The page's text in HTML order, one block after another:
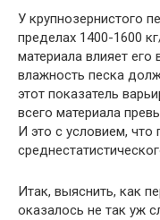
У крупнозернистого
пределах 1400-1600
материала влияет
влажность песка
этот показатель
всего материала
И это с условием,
Итак, выяснить, как
оказалось не так уж